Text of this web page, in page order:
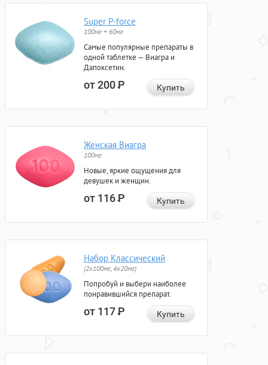
Super P-force
100мг + 60мг
Самые популярные препараты в
одной таблетке — Виагра и
Дапоксетин.
от 200Р Купить
Женская Виагра
100мг
Новые, яркие ощущения для
девушек и женщин.
от 116Р Купить
Набор Классический
(2x100мг, 4x20мг)
Попробуй и выбери наиболее
понравившийся препарат.
от 117Р Купить